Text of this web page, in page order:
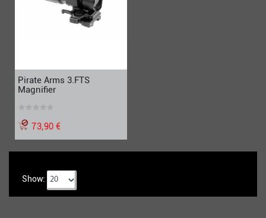
Pirate Arms 3.FTS
Magnifier
73,90 €
Show: